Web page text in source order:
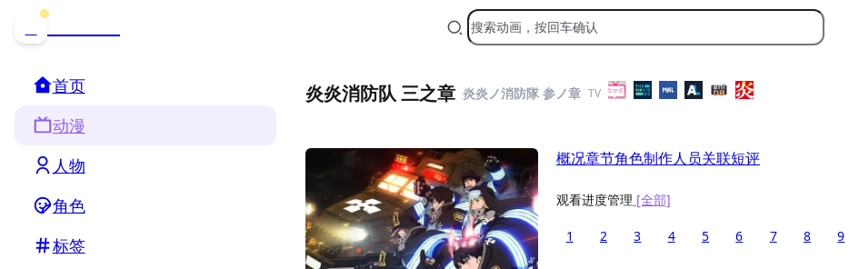
首页
动漫
人物
角色
标签
炎炎消防队 三之章 炎炎ノ消防隊 参ノ章 TV
概况章节角色制作人员关联短评
观看进度管理 [全部]
1 2 3 4 5 6 7 8 9